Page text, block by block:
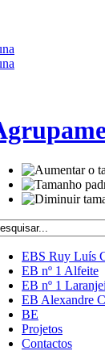
EBS Ruy Luís
EB nº 1 Alfeite
EB nº 1
EB Alexandre
BE
Projetos
Contactos